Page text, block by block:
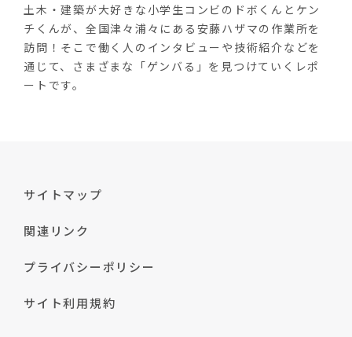
土木・建築が大好きな小学生コンビのドボくんとケン
チくんが、全国津々浦々にある安藤ハザマの作業所を
訪問！そこで働く人のインタビューや技術紹介などを
通じて、さまざまな「ゲンバる」を見つけていくレポ
ートです。
サイトマップ
関連リンク
プライバシーポリシー
サイト利用規約